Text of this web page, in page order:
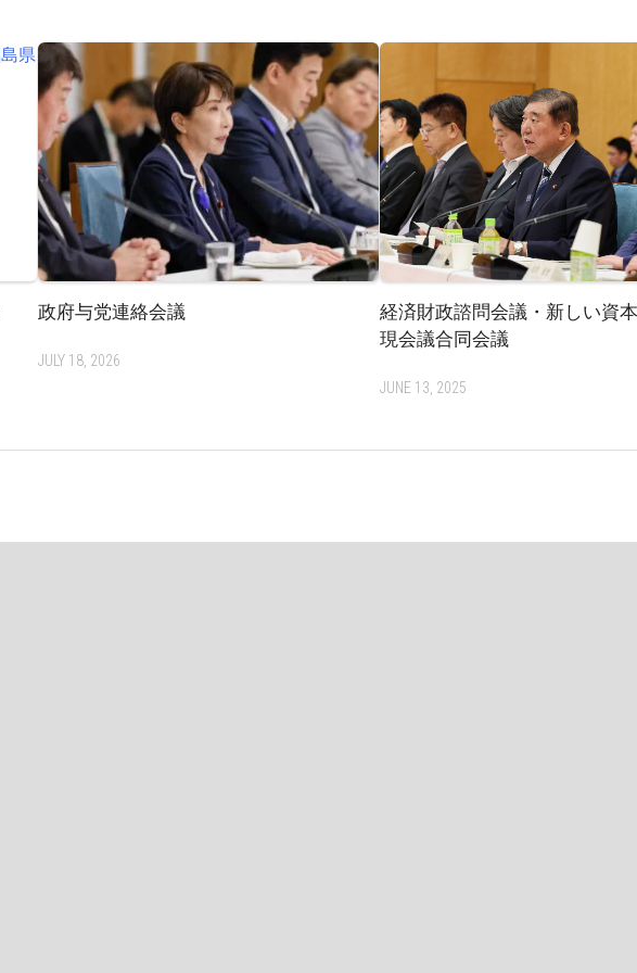
政府与党連絡会議
JULY 18, 2026
経済財政諮問会議・新しい資
現会議合同会議
JUNE 13, 2025